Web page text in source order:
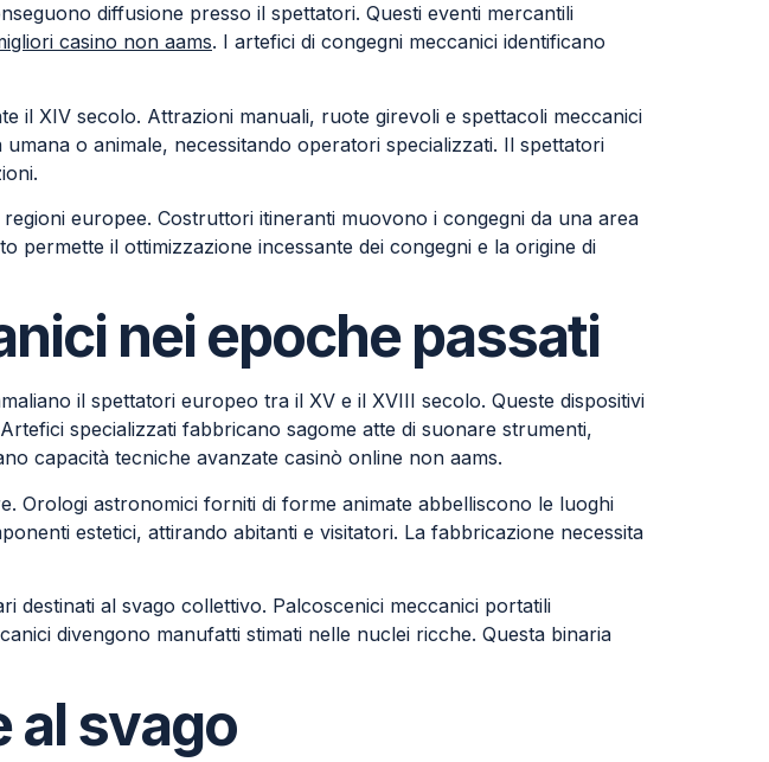
diffusione presso il spettatori. Questi eventi mercantili
casino non aams. I artefici di congegni meccanici identificano
il XIV secolo. Attrazioni manuali, ruote girevoli e spettacoli meccanici
o animale, necessitando operatori specializzati. Il spettatori
europee. Costruttori itineranti muovono i congegni da una area
permette il ottimizzazione incessante dei congegni e la origine di
nei epoche passati
il spettatori europeo tra il XV e il XVIII secolo. Queste dispositivi
specializzati fabbricano sagome atte di suonare strumenti,
capacità tecniche avanzate casinò online non aams.
Orologi astronomici forniti di forme animate abbelliscono le luoghi
estetici, attirando abitanti e visitatori. La fabbricazione necessita
destinati al svago collettivo. Palcoscenici meccanici portatili
divengono manufatti stimati nelle nuclei ricche. Questa binaria
al svago